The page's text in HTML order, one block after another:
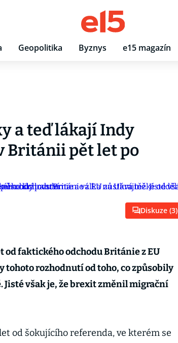
Geopolitika Byznys e15 magazín
a teď lákají Indy
Británii pět let po
Diskuze (3)
od faktického odchodu Británie z EU
tohoto rozhodnutí od toho, co způsobily
Jisté však je, že brexit změnil migrační
od šokujícího referenda, ve kterém se